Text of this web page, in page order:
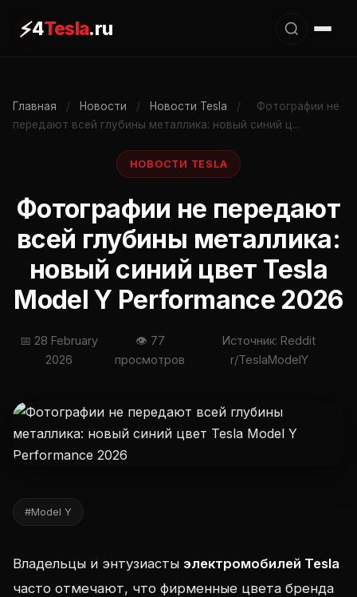
⚡4Tesla.ru
Главная / Новости / Новости Tesla /
Фотографии не
передают всей глубины металлика: новый синий ц...
НОВОСТИ TESLA
Фотографии не передают
всей глубины металлика:
новый синий цвет Tesla
Model Y Performance 2026
📅 28 February
2026
👁 77
просмотров
Источник: Reddit
r/TeslaModelY
#Model Y
Владельцы и энтузиасты электромобилей Tesla
часто отмечают, что фирменные цвета бренда